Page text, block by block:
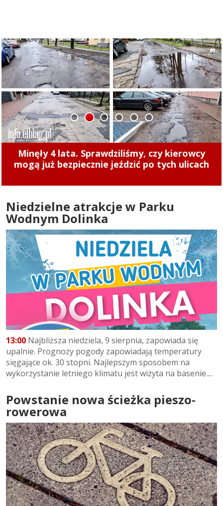
Międzypokoleniowe rozgrywki koszykówki
Gramy na Zatorzu
1 2 3 4 5 6
Niedzielne atrakcje w Parku
Wodnym Dolinka
13:00 Najbliższa niedziela, 9 sierpnia, zapowiada się
upalnie. Prognozy pogody zapowiadają temperatury
sięgające ok. 30 stopni. Najlepszym sposobem na
wykorzystanie letniego klimatu jest wizyta na basenie....
Powstanie nowa ścieżka pieszo-
rowerowa